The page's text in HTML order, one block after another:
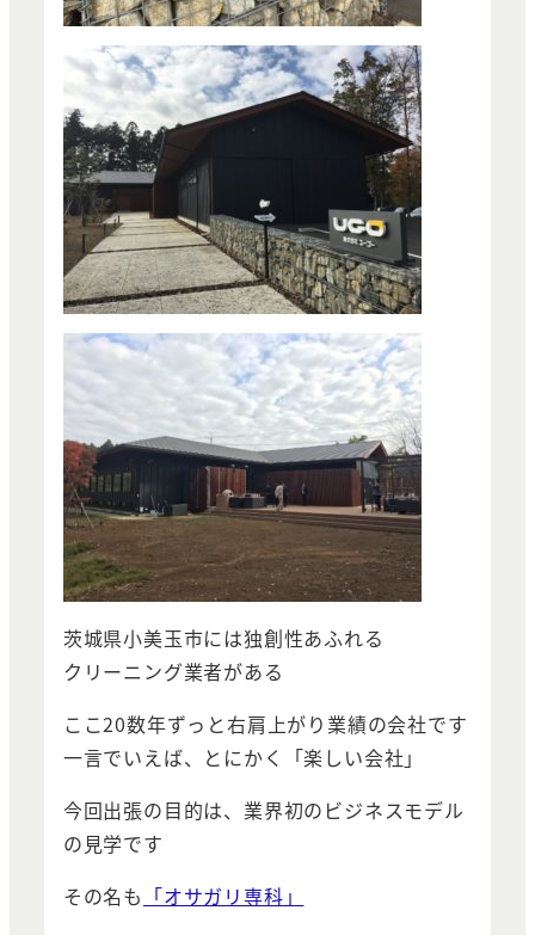
茨城県小美玉市には独創性あふれる
クリーニング業者がある
ここ20数年ずっと右肩上がり業績の会社です
一言でいえば、とにかく「楽しい会社」
今回出張の目的は、業界初のビジネスモデル
の見学です
その名も 「オサガリ専科」